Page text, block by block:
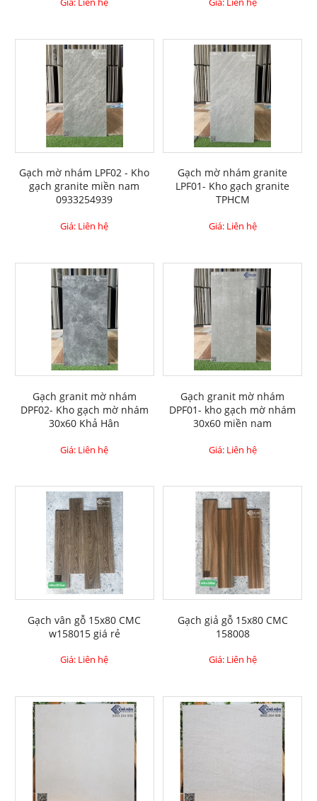
Gạch mờ nhám LPF02 - Kho
gạch granite miền nam
0933254939
Giá: Liên hệ
Gạch mờ nhám granite
LPF01- Kho gạch granite
TPHCM
Giá: Liên hệ
Gạch granit mờ nhám
DPF02- Kho gạch mờ nhám
30x60 Khả Hân
Giá: Liên hệ
Gạch granit mờ nhám
DPF01- kho gạch mờ nhám
30x60 miền nam
Giá: Liên hệ
Gạch vân gỗ 15x80 CMC
w158015 giá rẻ
Giá: Liên hệ
Gạch giả gỗ 15x80 CMC
158008
Giá: Liên hệ